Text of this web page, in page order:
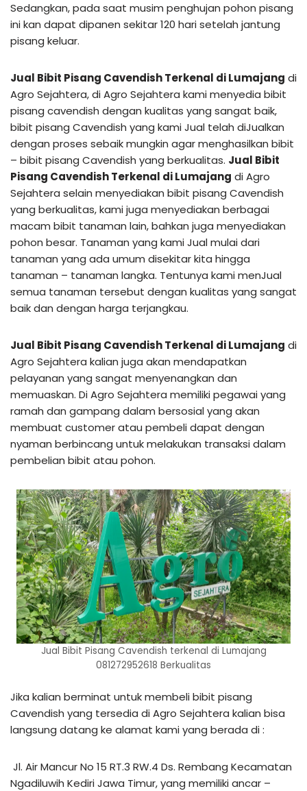
Sedangkan, pada saat musim penghujan pohon pisang
ini kan dapat dipanen sekitar 120 hari setelah jantung
pisang keluar.
Jual Bibit Pisang Cavendish Terkenal di Lumajang di
Agro Sejahtera, di Agro Sejahtera kami menyedia bibit
pisang cavendish dengan kualitas yang sangat baik,
bibit pisang Cavendish yang kami Jual telah diJualkan
dengan proses sebaik mungkin agar menghasilkan bibit
– bibit pisang Cavendish yang berkualitas. Jual Bibit
Pisang Cavendish Terkenal di Lumajang di Agro
Sejahtera selain menyediakan bibit pisang Cavendish
yang berkualitas, kami juga menyediakan berbagai
macam bibit tanaman lain, bahkan juga menyediakan
pohon besar. Tanaman yang kami Jual mulai dari
tanaman yang ada umum disekitar kita hingga
tanaman – tanaman langka. Tentunya kami menJual
semua tanaman tersebut dengan kualitas yang sangat
baik dan dengan harga terjangkau.
Jual Bibit Pisang Cavendish Terkenal di Lumajang di
Agro Sejahtera kalian juga akan mendapatkan
pelayanan yang sangat menyenangkan dan
memuaskan. Di Agro Sejahtera memiliki pegawai yang
ramah dan gampang dalam bersosial yang akan
membuat customer atau pembeli dapat dengan
nyaman berbincang untuk melakukan transaksi dalam
pembelian bibit atau pohon.
Jual Bibit Pisang Cavendish terkenal di Lumajang
081272952618 Berkualitas
Jika kalian berminat untuk membeli bibit pisang
Cavendish yang tersedia di Agro Sejahtera kalian bisa
langsung datang ke alamat kami yang berada di :
Jl. Air Mancur No 15 RT.3 RW.4 Ds. Rembang Kecamatan
Ngadiluwih Kediri Jawa Timur, yang memiliki ancar –